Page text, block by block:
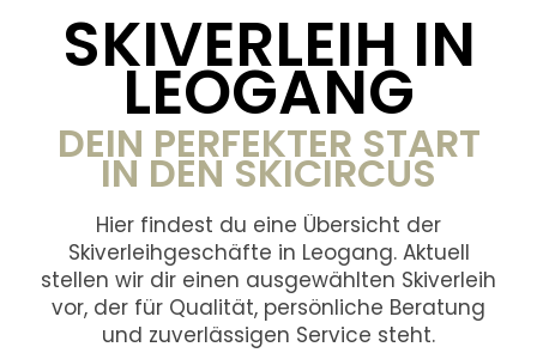
SKIVERLEIH IN
LEOGANG
DEIN PERFEKTER START
IN DEN SKICIRCUS
Hier findest du eine Übersicht der
Skiverleihgeschäfte in Leogang. Aktuell
stellen wir dir einen ausgewählten Skiverleih
vor, der für Qualität, persönliche Beratung
und zuverlässigen Service steht.